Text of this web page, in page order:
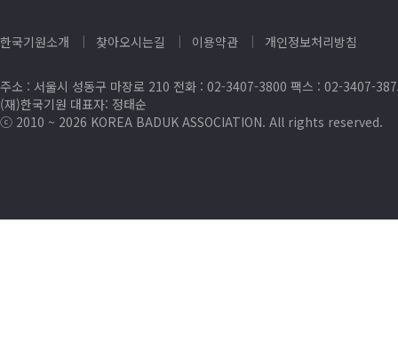
한국기원소개 찾아오시는길 이용약관 개인정보처리방침
주소 : 서울시 성동구 마장로 210 전화 : 02-3407-3800 팩스 : 02-3407-
(재)한국기원 대표자: 정태순
ⓒ 2010 ~ 2026 KOREA BADUK ASSOCIATION. All rights reserved.